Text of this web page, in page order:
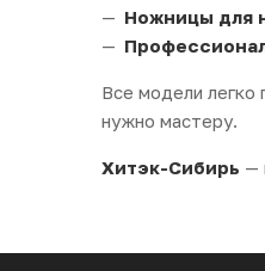
Ножницы для
Все модели легко
нужно мастеру.
Хитэк-Сибирь —